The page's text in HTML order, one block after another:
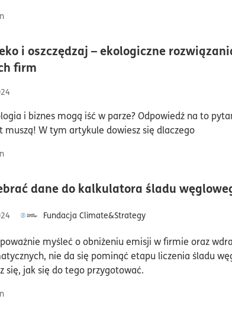
i oszczędzaj – ekologiczne
firmczas czytania6minuty
i biznes mogą iść w parze? Odpowiedź na to
muszą! W tym artykule dowiesz się dlaczego
dane do kalkulatora śladu
Fundacja Climate&Strategy
myśleć o obniżeniu emisji w firmie oraz
nie da się pominąć etapu liczenia śladu
się, jak się do tego przygotować.